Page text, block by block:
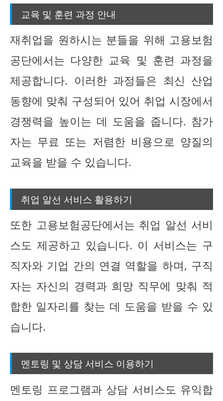
교육 및 훈련 과정 안내
재취업을 원하시는 분들을 위해 고용보험
공단에서는 다양한 교육 및 훈련 과정을
제공합니다. 이러한 과정들은 최신 산업
동향에 맞춰 구성되어 있어 취업 시장에서
경쟁력을 높이는 데 도움을 줍니다. 참가
자는 무료 또는 저렴한 비용으로 양질의
교육을 받을 수 있습니다.
취업 알선 서비스 활용하기
또한 고용보험공단에서는 취업 알선 서비
스도 제공하고 있습니다. 이 서비스는 구
직자와 기업 간의 연결 역할을 하며, 구직
자는 자신의 경력과 희망 직무에 맞춰 적
합한 일자리를 찾는 데 도움을 받을 수 있
습니다.
멘토링 및 상담 서비스 이용하기
멘토링 프로그램과 상담 서비스도 유익합